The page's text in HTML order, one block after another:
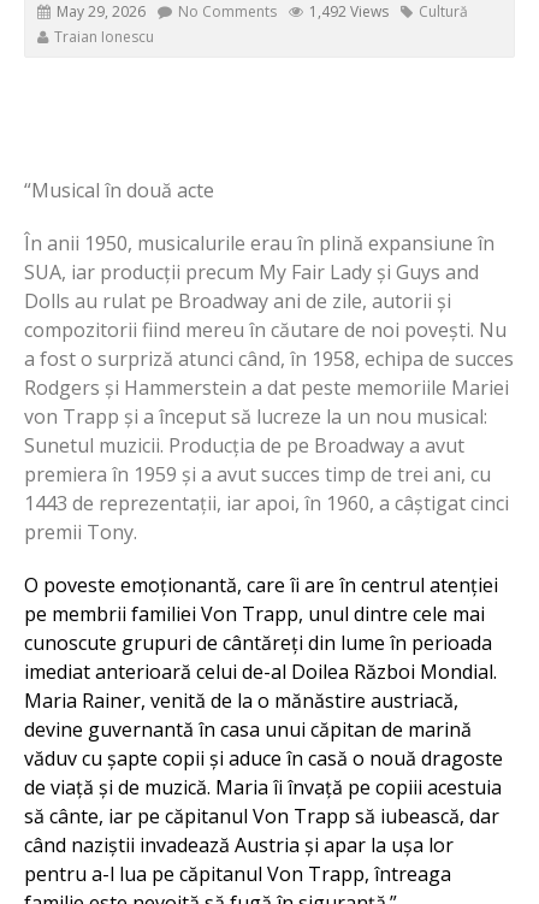
May 29, 2026 No Comments 1,492 Views
Cultură
Traian Ionescu
“Musical în două acte
În anii 1950, musicalurile erau în plină expansiune în
SUA, iar producții precum My Fair Lady și Guys and
Dolls au rulat pe Broadway ani de zile, autorii și
compozitorii fiind mereu în căutare de noi povești. Nu
a fost o surpriză atunci când, în 1958, echipa de succes
Rodgers și Hammerstein a dat peste memoriile Mariei
von Trapp și a început să lucreze la un nou musical:
Sunetul muzicii. Producția de pe Broadway a avut
premiera în 1959 și a avut succes timp de trei ani, cu
1443 de reprezentații, iar apoi, în 1960, a câștigat cinci
premii Tony.
O poveste emoționantă, care îi are în centrul atenției
pe membrii familiei Von Trapp, unul dintre cele mai
cunoscute grupuri de cântăreți din lume în perioada
imediat anterioară celui de-al Doilea Război Mondial.
Maria Rainer, venită de la o mănăstire austriacă,
devine guvernantă în casa unui căpitan de marină
văduv cu șapte copii și aduce în casă o nouă dragoste
de viață și de muzică. Maria îi învață pe copiii acestuia
să cânte, iar pe căpitanul Von Trapp să iubească, dar
când naziștii invadează Austria și apar la ușa lor
pentru a-l lua pe căpitanul Von Trapp, întreaga